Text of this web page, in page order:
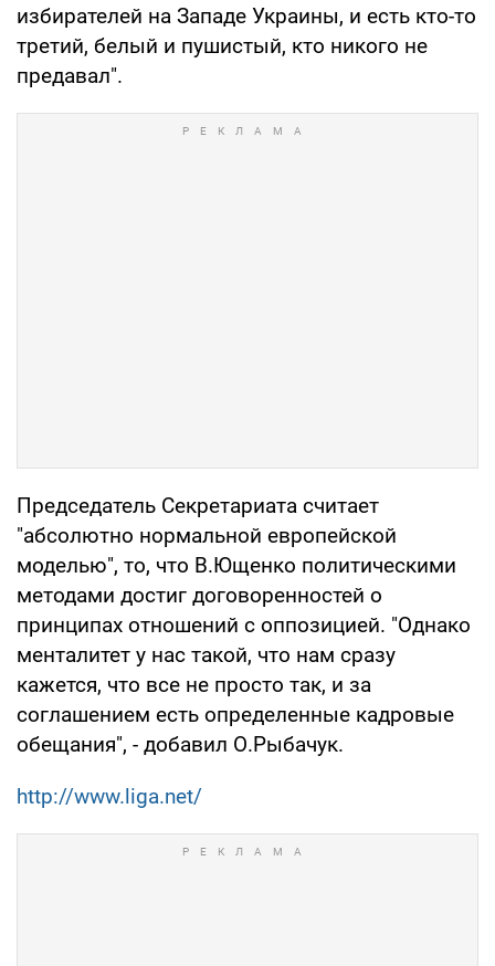
избирателей на Западе Украины, и есть кто-то
третий, белый и пушистый, кто никого не
предавал".
Председатель Секретариата считает
"абсолютно нормальной европейской
моделью", то, что В.Ющенко политическими
методами достиг договоренностей о
принципах отношений с оппозицией. "Однако
менталитет у нас такой, что нам сразу
кажется, что все не просто так, и за
соглашением есть определенные кадровые
обещания", - добавил О.Рыбачук.
http://www.liga.net/